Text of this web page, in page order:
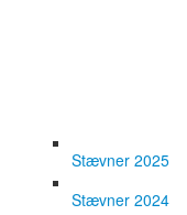
Stævner 2025
Stævner 2024